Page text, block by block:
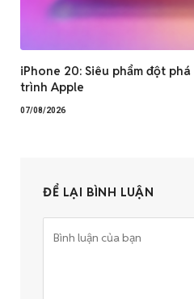
iPhone 20: Siêu phẩm đột
trình Apple
07/08/2026
ĐỂ LẠI BÌNH LUẬN